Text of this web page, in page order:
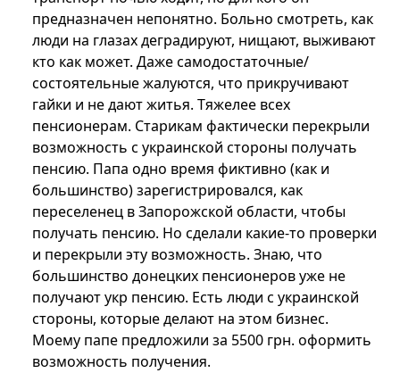
предназначен непонятно. Больно смотреть, как
люди на глазах деградируют, нищают, выживают
кто как может. Даже самодостаточные/
состоятельные жалуются, что прикручивают
гайки и не дают житья. Тяжелее всех
пенсионерам. Старикам фактически перекрыли
возможность с украинской стороны получать
пенсию. Папа одно время фиктивно (как и
большинство) зарегистрировался, как
переселенец в Запорожской области, чтобы
получать пенсию. Но сделали какие-то проверки
и перекрыли эту возможность. Знаю, что
большинство донецких пенсионеров уже не
получают укр пенсию. Есть люди с украинской
стороны, которые делают на этом бизнес.
Моему папе предложили за 5500 грн. оформить
возможность получения.